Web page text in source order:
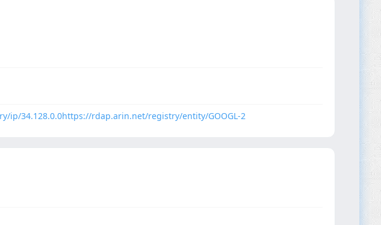
ip/34.128.0.0https://rdap.arin.net/registry/entity/GOOGL-2